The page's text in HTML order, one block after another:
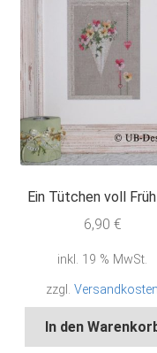
Ein Tütchen voll
6,90 €
inkl. 19 % MwSt.
zzgl.Versandkosten
In den